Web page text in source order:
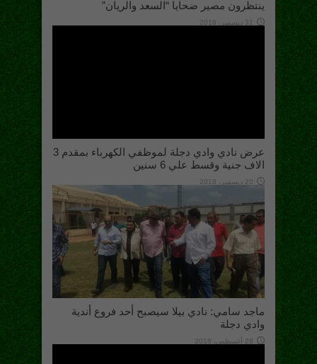
ينتظرون مصير ضحايا “السعد والريان”
31 ديسمبر، 2018
عرض نادي وادي دجلة لموظفي الكهرباء بمقدم 3
الاف جنية وقسط علي 6 سنين
20 ديسمبر، 2018
ماجد سامي: نادي بيلا سيصبح أحد فروع أندية
وادي دجلة
28 أغسطس، 2018